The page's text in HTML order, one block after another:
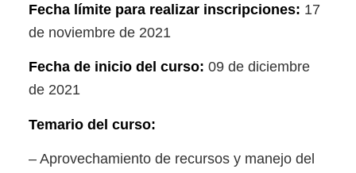
Fecha límite para realizar inscripciones: 17
de noviembre de 2021
Fecha de inicio del curso: 09 de diciembre
de 2021
Temario del curso:
– Aprovechamiento de recursos y manejo del